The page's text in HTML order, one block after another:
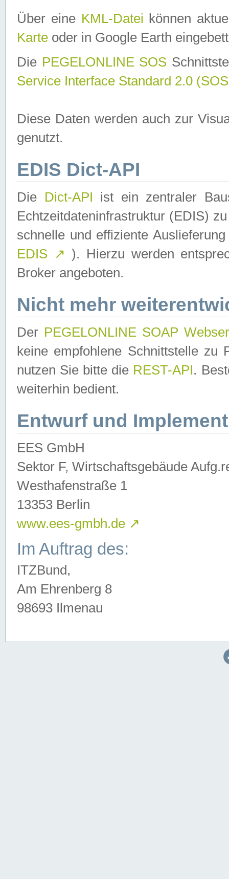
Über eine KML-Datei können
Karte oder in Google Earth
Die PEGELONLINE SOS
Service Interface Standard 2.0
Diese Daten werden auch zur
genutzt.
EDIS Dict-API
Die Dict-API ist ein zentraler
Echtzeitdateninfrastruktur (EDIS)
schnelle und effiziente
EDIS ↗ ). Hierzu werden
Broker angeboten.
Nicht mehr
Der PEGELONLINE SOAP
keine empfohlene Schnittstelle zu
nutzen Sie bitte die REST-API.
weiterhin bedient.
Entwurf und
EES GmbH
Sektor F, Wirtschaftsgebäude
Westhafenstraße 1
13353 Berlin
www.ees-gmbh.de ↗
Im Auftrag des:
ITZBund,
Am Ehrenberg 8
98693 Ilmenau